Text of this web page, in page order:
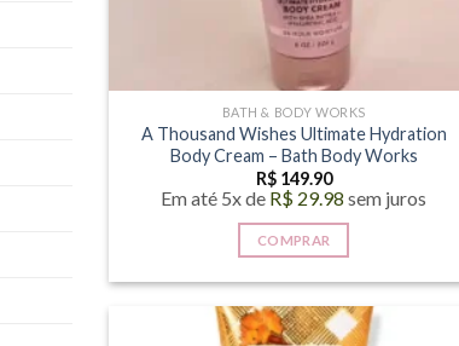
BATH & BODY WORKS
A Thousand Wishes Ultimate Hydration
Body Cream – Bath Body Works
R$149.90
Em até 5x de R$ 29.98 sem juros
COMPRAR